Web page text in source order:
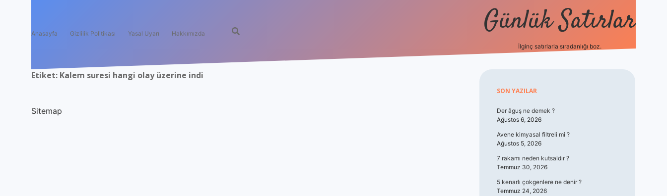
Anasayfa Gizlilik Politikası Yasal Uyarı Hakkımızda Günlük Satırlar
İlginç satırlarla sıradanlığı boz.
Etiket: Kalem suresi hangi olay üzerine indi
Sitemap
Sidebar
SON YAZILAR
Der âguş ne demek ?
Ağustos 6, 2026
Avene kimyasal filtreli mi ?
Ağustos 5, 2026
7 rakamı neden kutsaldır ?
Temmuz 30, 2026
5 kenarlı çokgenlere ne denir ?
Temmuz 24, 2026